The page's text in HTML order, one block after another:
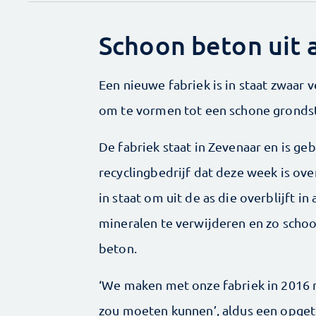
Schoon beton uit
Een nieuwe fabriek is in staat zwaar
om te vormen tot een schone
De fabriek staat in Zevenaar en is
recyclingbedrijf dat deze week is
in staat om uit de as die overblijft in
mineralen te verwijderen en zo
beton.
‘We maken met onze fabriek in
zou moeten kunnen’, aldus een